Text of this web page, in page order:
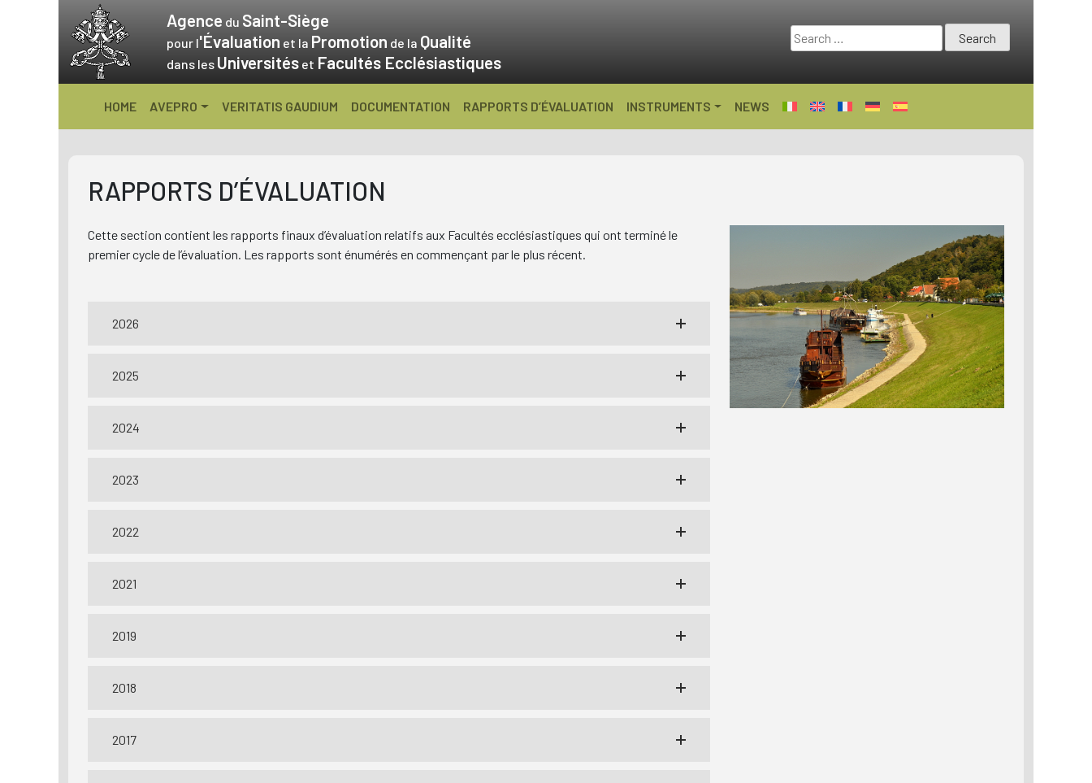
content
Agence du Saint-Siège
pour l'Évaluation et la Promotion de la Qualité
dans les Universités et Facultés Ecclésiastiques
Search
for:
HOME AVEPRO VERITATIS GAUDIUM DOCUMENTATION RAPPORTS D’ÉVALUATION INSTRUMENTS NEWS
RAPPORTS D’ÉVALUATION
Cette section contient les rapports finaux d’évaluation relatifs aux Facultés ecclésiastiques qui ont terminé le
premier cycle de l’évaluation. Les rapports sont énumérés en commençant par le plus récent.
2026
2025
2024
2023
2022
2021
2019
2018
2017